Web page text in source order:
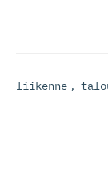
liikenne ,